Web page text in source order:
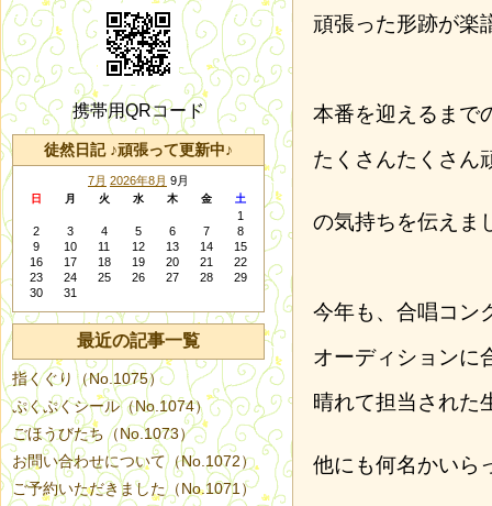
頑張った形跡が楽
本番を迎えるまで
たくさんたくさん
の気持ちを伝えま
今年も、合唱コン
オーディションに
晴れて担当された
他にも何名かいら
携帯用QRコード
徒然日記 ♪頑張って更新中♪
7月 2026年8月 9月
日 月 火 水 木 金 土
1
2
3 4 5 6 7
8
9
10 11 12 13 14
15
16
17 18 19 20 21
22
23
24 25 26 27 28
29
30
31
最近の記事一覧
指くぐり（No.1075）
ぷくぷくシール（No.1074）
ごほうびたち（No.1073）
お問い合わせについて（No.1072）
ご予約いただきました（No.1071）